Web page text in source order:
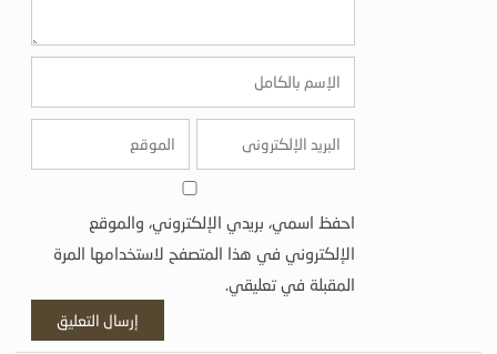
احفظ اسمي، بريدي الإلكتروني، والموقع
الإلكتروني في هذا المتصفح لاستخدامها المرة
المقبلة في تعليقي.